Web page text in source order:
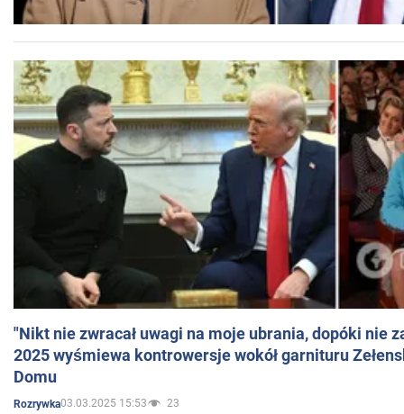
"Nikt nie zwracał uwagi na moje ubrania, dopóki nie
2025 wyśmiewa kontrowersje wokół garnituru
Domu
Rozrywka03.03.2025 15:53 23